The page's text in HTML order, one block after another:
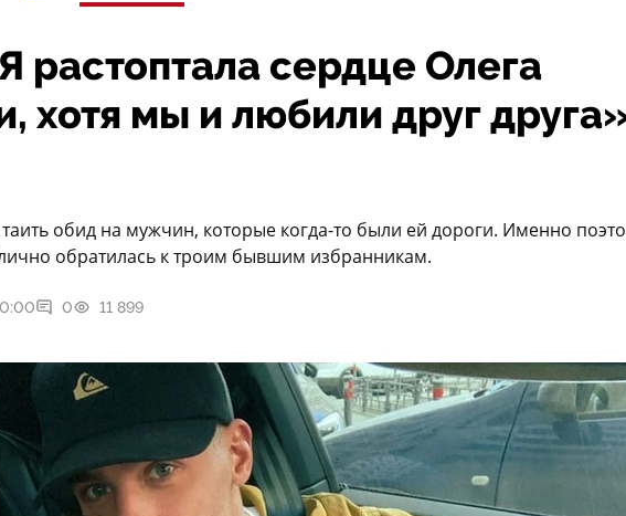
растоптала сердце Олега
хотя мы и любили друг
обид на мужчин, которые когда-то были ей дороги. Именно
обратилась к троим бывшим избранникам.
0 11 899